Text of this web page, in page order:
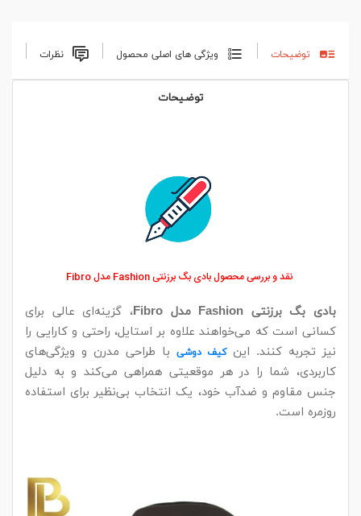
توضیحات ویژگی های اصلی محصول نظرات
توضیحات
نقد و بررسی محصول بادی بگ برزنتی Fashion مدل Fibro
بادی بگ برزنتی Fashion مدل Fibro
، گزینه‌ای عالی برای
کسانی است که می‌خواهند علاوه بر استایل، راحتی و کارایی را
نیز تجربه کنند. این کیف دوشیبا طراحی مدرن و ویژگی‌های
کاربردی، شما را در هر موقعیتی همراهی می‌کند و به دلیل
جنس مقاوم و ضدآب خود، یک انتخاب بی‌نظیر برای استفاده
روزمره است.